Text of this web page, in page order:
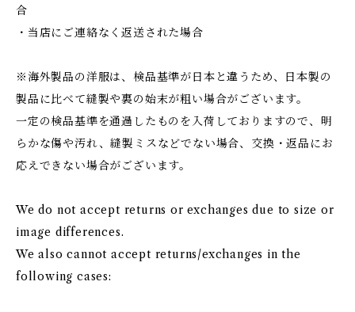
合
・当店にご連絡なく返送された場合
※海外製品の洋服は、検品基準が日本と違うため、日本製の
製品に比べて縫製や裏の始末が粗い場合がございます。
一定の検品基準を通過したものを入荷しておりますので、明
らかな傷や汚れ、縫製ミスなどでない場合、交換・返品にお
応えできない場合がございます。
We do not accept returns or exchanges due to size or
image differences.
We also cannot accept returns/exchanges in the
following cases: